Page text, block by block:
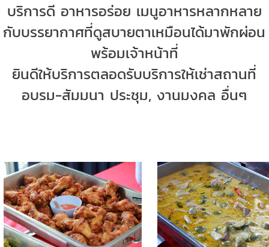
บริการดี อาหารอร่อย เมนูอาหารหลากหลาย
กับบรรยากาศที่ดูสบายตาเหมือนได้มาพักผ่อน
พร้อมเจ้าหน้าที่
ยินดีให้บริการตลอดรับบริการให้เช่าสถานที่
อบรม-สัมมนา ประชุม, งานมงคล อื่นๆ